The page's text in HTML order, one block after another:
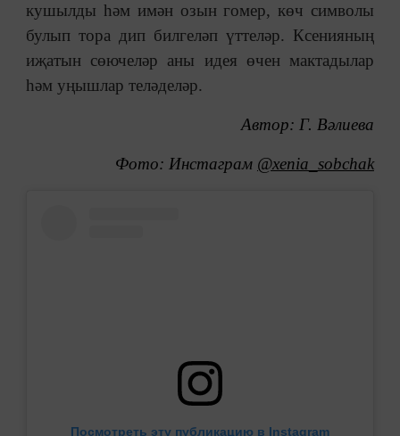
кушылды һәм имән озын гомер, көч символы
булып тора дип билгеләп үттеләр. Ксенияның
иҗатын сөючеләр аны идея өчен мактадылар
һәм уңышлар теләделәр.
Автор: Г. Вәлиева
Фото: Инстаграм @xenia_sobchak
Посмотреть эту публикацию в Instagram